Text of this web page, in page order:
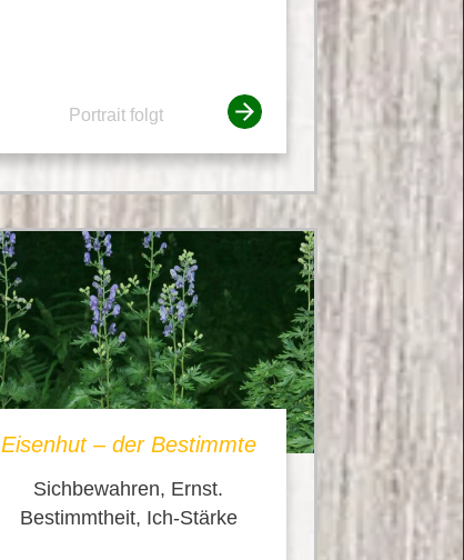
Portrait folgt
Eisenhut – der Bestimmte
Sichbewahren, Ernst.
Bestimmtheit, Ich-Stärke